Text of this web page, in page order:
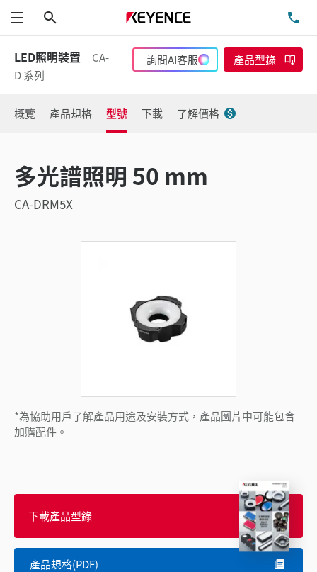
功能表
LED照明裝置
CA-
D 系列
詢問AI客服 產品型錄
概覽 產品規格 型號 下載 了解價格
多光譜照明 50 mm
CA-DRM5X
*為協助用戶了解產品用途及安裝方式，產品圖片中可能包含
加購配件。
下載產品型錄
產品規格(PDF)